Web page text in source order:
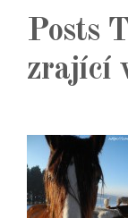
Posts
zrající